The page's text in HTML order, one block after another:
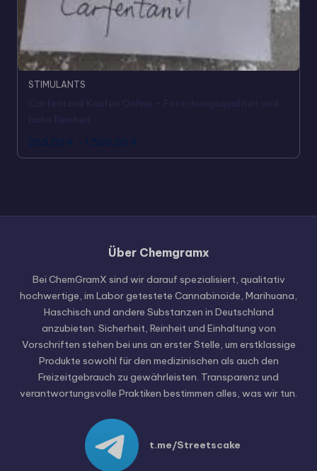
STIMULANTS
265,00 € - 1.500,00 €
Über Chemgramx
Bei ChemGramX sind wir darauf spezialisiert, qualitativ
hochwertige, im Labor getestete Cannabinoide, Marihuana,
Haschisch und andere Substanzen in Deutschland
anzubieten. Sicherheit, Reinheit und Einhaltung von
Vorschriften stehen bei uns an erster Stelle, um erstklassige
Produkte sowohl für den medizinischen als auch den
Freizeitgebrauch zu gewährleisten. Transparenz und
verantwortungsvolle Praktiken bestimmen alles, was wir tun.
t.me/Streetscake
Spanish
German (Switzerland)
English (Canada)
English (United States)
Czech
Polish
Hungarian
Russian